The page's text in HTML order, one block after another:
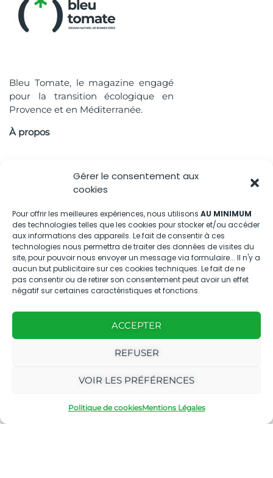
Gérer le consentement aux
cookies
Pour offrir les meilleures expériences, nous utilisons AU MINIMUM
des technologies telles que les cookies pour stocker et/ou accéder
aux informations des appareils. Le fait de consentir à ces
technologies nous permettra de traiter des données de visites du
site, pour pouvoir nous envoyer un message via formulaire... Il n'y a
aucun but publicitaire sur ces cookies techniques. Le fait de ne
pas consentir ou de retirer son consentement peut avoir un effet
négatif sur certaines caractéristiques et fonctions.
ACCEPTER
REFUSER
VOIR LES PRÉFÉRENCES
Politique de cookiesMentions Légales
Bleu Tomate, le magazine engagé
pour la transition écologique en
Provence et en Méditerranée.
À propos
Accès rapide
Nous contacter
04.88.08.75.28
contactBT@bleu-tomate.fr
Kit média
Kit média Bleu Tomate
Nous suivre